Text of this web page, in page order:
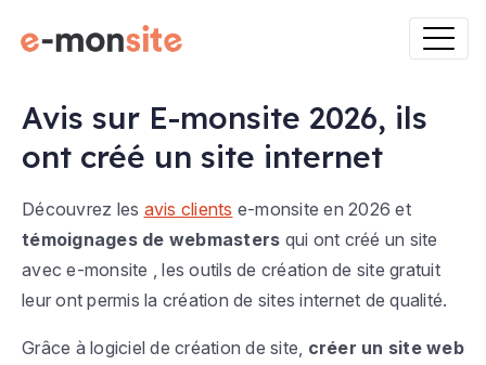
Avis sur E-monsite 2026, ils
ont créé un site internet
Découvrez les avis clients e-monsite en 2026 et
témoignages de webmasters qui ont créé un site
avec e-monsite , les outils de création de site gratuit
leur ont permis la création de sites internet de qualité.
Grâce à logiciel de création de site, créer un site web